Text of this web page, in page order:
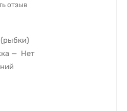
отзыв
Нет